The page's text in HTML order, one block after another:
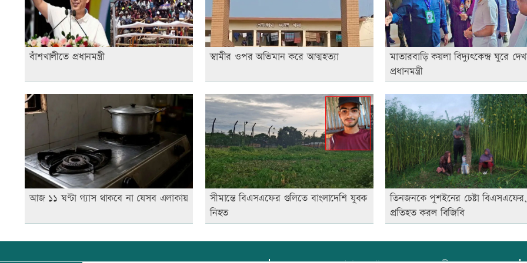
বাঁশখালীতে প্রধানমন্ত্রী স্বামীর ওপর অভিমান করে আত্মহত্যা
মাতারবাড়ি কয়লা বিদ্যুৎকেন্দ্র ঘুরে
প্রধানমন্ত্রী
আজ ১১ ঘণ্টা গ্যাস থাকবে না যেসব এলাকায়
সীমান্তে বিএসএফের গুলিতে বাংলাদেশি যুবক
নিহত
তিনজনকে পুশইনের চেষ্টা বিএসএফের,
প্রতিহত করল বিজিবি